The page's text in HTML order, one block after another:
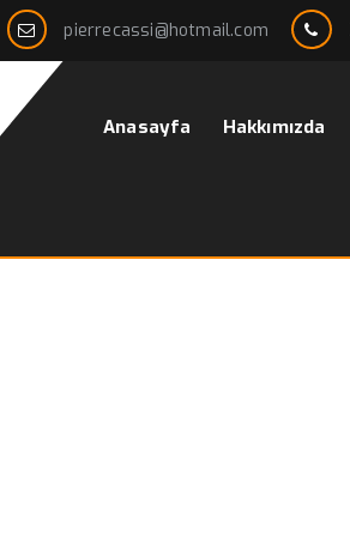
pierrecassi@hotmail.com
Anasayfa Hakkımızda